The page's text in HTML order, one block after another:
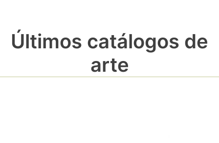
Últimos catálogos de
arte